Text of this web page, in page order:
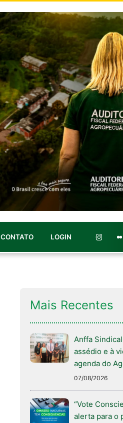
CONTATO LOGIN
Mais Recentes
Anffa
assédio e à
agenda do
07/08/2026
“Vote
alerta para o